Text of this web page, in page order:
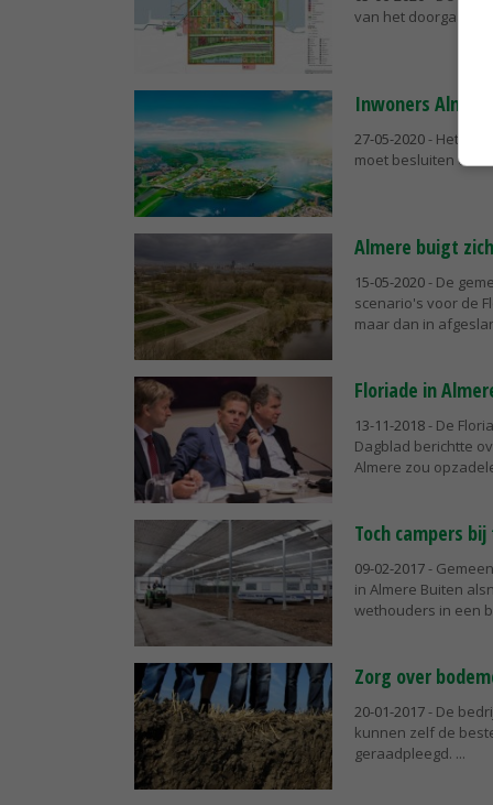
van het doorgaan
Inwoners
27-05-2020- Het
moet besluiten om
Almere buigt
15-05-2020- De
scenario's voor de
maar dan in
Floriade in
13-11-2018- De
Dagblad berichtte
Almere zou
Toch campers
09-02-2017-
in Almere Buiten
wethouders in een
Zorg over
20-01-2017- De
kunnen zelf de
geraadpleegd.